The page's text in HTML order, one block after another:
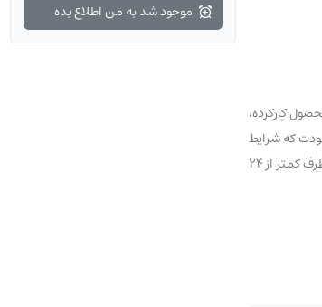
کارکرده،
اگر به تازگی با ما آشنا شده‌اید نگران نباشید، شما می‌توانید از 7 روز مهلت عودت که شرایط
آن بطور کامل در اینجا درج شده استفاده کرده و در صورت وجود هرگونه مشکل مطابق بندهای شرایط عودت، سفارش خود را عودت داده و وجه پرداختی را بطور کامل ظرف کمتر از ۲۴
موجود شد به من اطلاع بده